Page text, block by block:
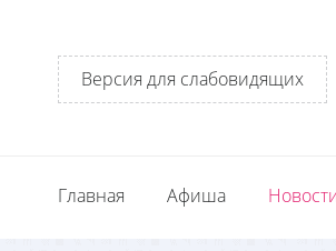
Версия для слабовидящих
Главная Афиша